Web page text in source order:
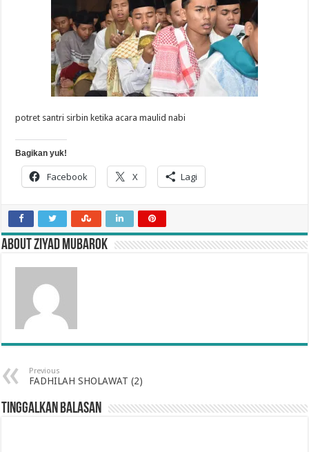
potret santri sirbin ketika acara maulid nabi
Bagikan yuk!
Facebook X Lagi
About Ziyad Mubarok
Previous
FADHILAH SHOLAWAT (2)
Tinggalkan Balasan